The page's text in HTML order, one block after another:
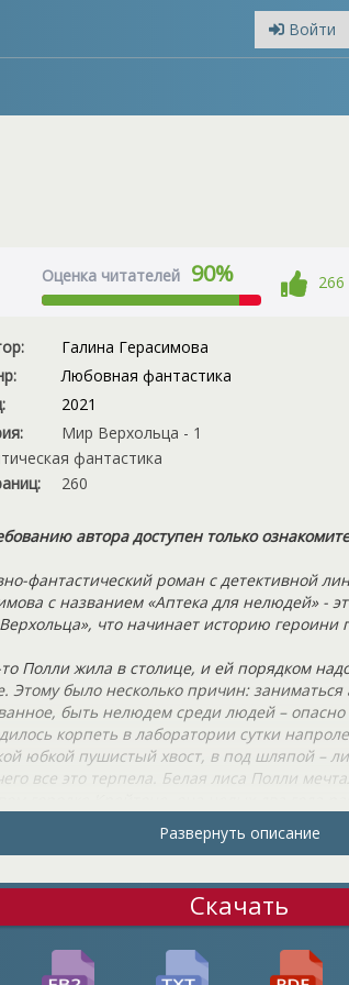
Войти
Оценка читателей 90% 266
Галина Герасимова
Любовная фантастика
2021
Мир Верхольца - 1
фантастика
260
автора доступен только
фантастический роман с детективной
с названием «Аптека для нелюдей» -
что начинает историю героини
то Полли жила в столице, и ей порядком
Этому было несколько причин:
быть нелюдем среди людей –
корпеть в лаборатории сутки
юбкой пушистый хвост, в под шляпой –
все это терпела. Белая лиса Полли
чтобы купить дом своей мечты с видом на
в город, в котором планировала остаться
столкнулась с неприятностями. Мелкий
с документами и деньгами, но он-то
человеком, а с лисой! Пара прыжков,
угрожая острыми коготками. Неприятный
Развернуть описание
Скачать